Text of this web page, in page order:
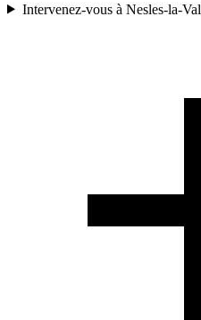
Intervenez-vous à Nesles-la-